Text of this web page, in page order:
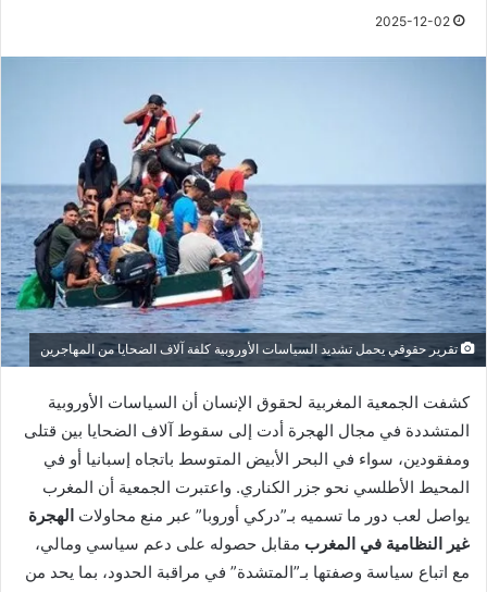
2025-12-02
تقرير حقوقي يحمل تشديد السياسات الأوروبية كلفة آلاف الضحايا من المهاجرين
كشفت الجمعية المغربية لحقوق الإنسان أن السياسات الأوروبية
المتشددة في مجال الهجرة أدت إلى سقوط آلاف الضحايا بين قتلى
ومفقودين، سواء في البحر الأبيض المتوسط باتجاه إسبانيا أو في
المحيط الأطلسي نحو جزر الكناري. واعتبرت الجمعية أن المغرب
يواصل لعب دور ما تسميه بـ”دركي أوروبا” عبر منع محاولات الهجرة
غير النظامية في المغرب مقابل حصوله على دعم سياسي ومالي،
مع اتباع سياسة وصفتها بـ”المتشدة” في مراقبة الحدود، بما يحد من